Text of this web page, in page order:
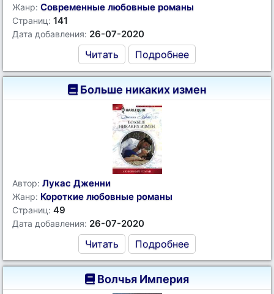
Жанр: Современные любовные романы
Страниц: 141
Дата добавления: 26-07-2020
Читать Подробнее
Больше никаких измен
Автор: Лукас Дженни
Жанр: Короткие любовные романы
Страниц: 49
Дата добавления: 26-07-2020
Читать Подробнее
Волчья Империя